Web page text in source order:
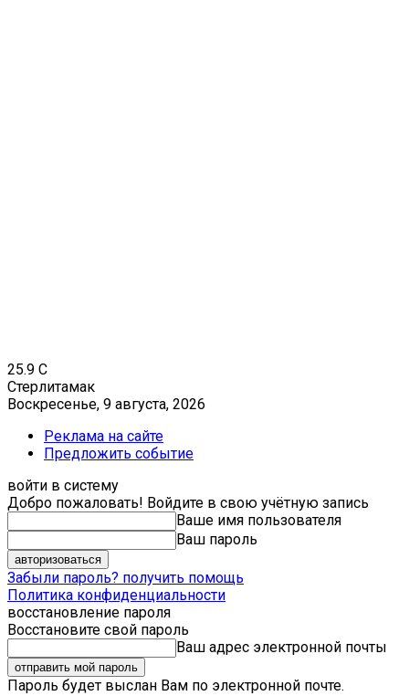
25.9 C
Стерлитамак
Воскресенье, 9 августа, 2026
Реклама на сайте
Предложить событие
войти в систему
Добро пожаловать! Войдите в свою учётную запись
Ваше имя пользователя
Ваш пароль
Забыли пароль? получить помощь
Политика конфиденциальности
восстановление пароля
Восстановите свой пароль
Ваш адрес электронной почты
Пароль будет выслан Вам по электронной почте.